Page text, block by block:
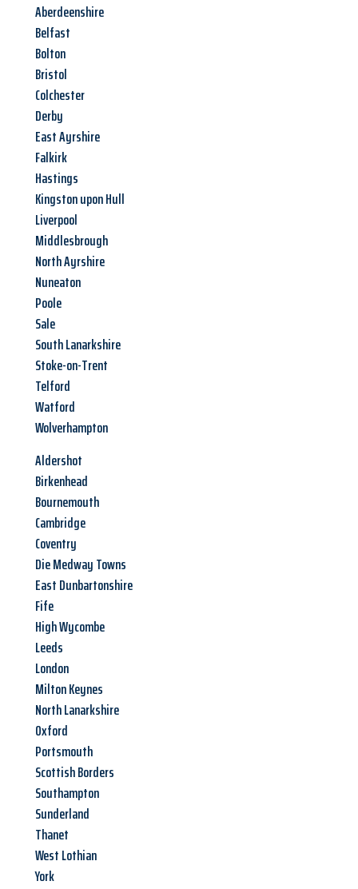
Aberdeenshire
Belfast
Bolton
Bristol
Colchester
Derby
East Ayrshire
Falkirk
Hastings
Kingston upon Hull
Liverpool
Middlesbrough
North Ayrshire
Nuneaton
Poole
Sale
South Lanarkshire
Stoke-on-Trent
Telford
Watford
Wolverhampton
Aldershot
Birkenhead
Bournemouth
Cambridge
Coventry
Die Medway Towns
East Dunbartonshire
Fife
High Wycombe
Leeds
London
Milton Keynes
North Lanarkshire
Oxford
Portsmouth
Scottish Borders
Southampton
Sunderland
Thanet
West Lothian
York